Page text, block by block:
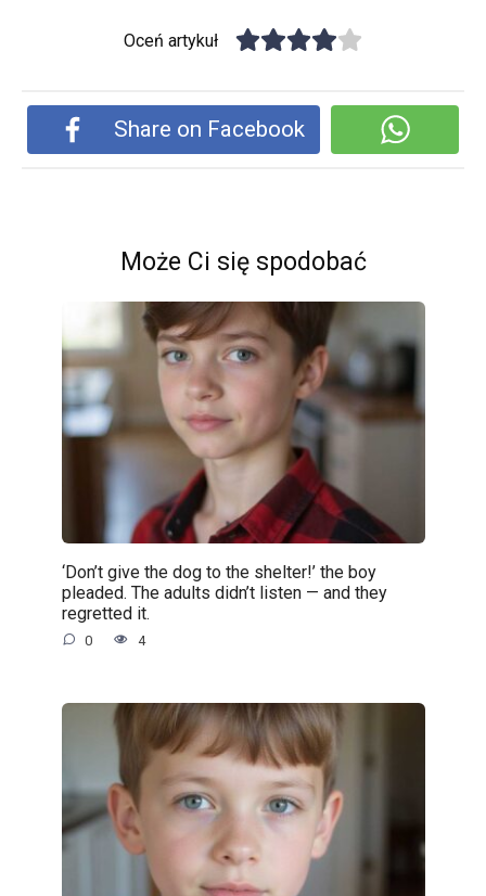
Oceń artykuł
Share on Facebook
Może Ci się spodobać
‘Don’t give the dog to the shelter!’ the boy
pleaded. The adults didn’t listen — and they
regretted it.
0 4